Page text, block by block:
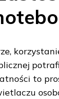
to